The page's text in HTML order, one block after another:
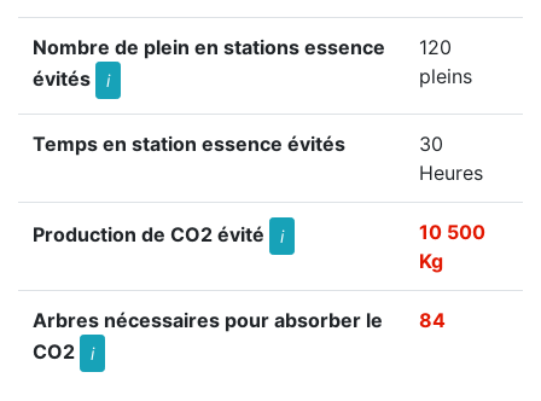
Nombre de plein en stations essence
évités
i
120
pleins
Temps en station essence évités
30
Heures
Production de CO2 évité i
10 500
Kg
Arbres nécessaires pour absorber le
CO2
i
84